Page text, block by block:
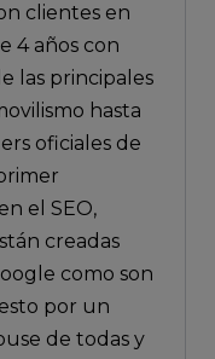
clientes en
4 años con
las principales
hasta
oficiales de
el SEO,
creadas
como son
por un
de todas y